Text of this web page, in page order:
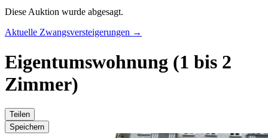
Diese Auktion wurde abgesagt.
Aktuelle Zwangsversteigerungen →
Eigentumswohnung (1 bis 2
Zimmer)
Teilen
Speichern